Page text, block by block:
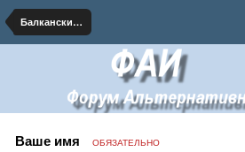
Балканские государства
Ваше имя ОБЯЗАТЕЛЬНО